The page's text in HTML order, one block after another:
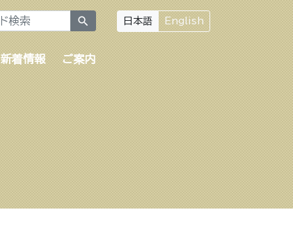
search 日本語 English
新着情報 ご案内